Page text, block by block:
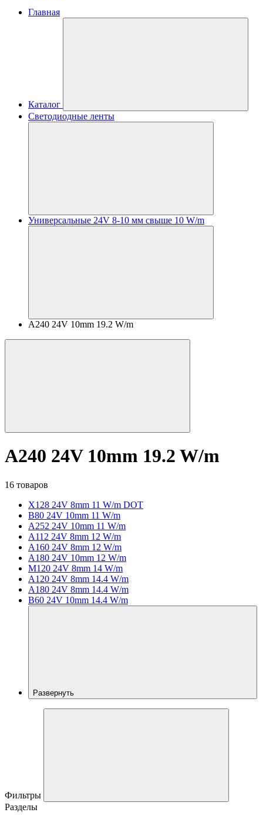
Главная
Каталог
Светодиодные ленты
Универсальные 24V 8-10 мм свыше 10 W/m
A240 24V 10mm 19.2 W/m
A240 24V 10mm 19.2 W/m
16 товаров
X128 24V 8mm 11 W/m DOT
B80 24V 10mm 11 W/m
A252 24V 10mm 11 W/m
A112 24V 8mm 12 W/m
A160 24V 8mm 12 W/m
A180 24V 10mm 12 W/m
M120 24V 8mm 14 W/m
A120 24V 8mm 14.4 W/m
A180 24V 8mm 14.4 W/m
B60 24V 10mm 14.4 W/m
Развернуть
Фильтры
Разделы